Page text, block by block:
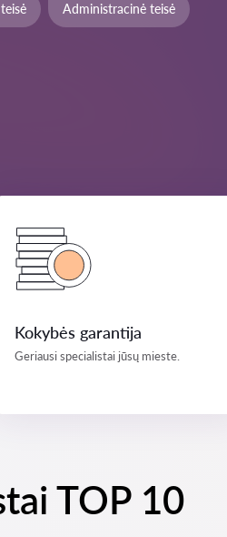
Administracinė teisė
Kokybės garantija
Geriausi specialistai jūsų mieste.
TOP 10